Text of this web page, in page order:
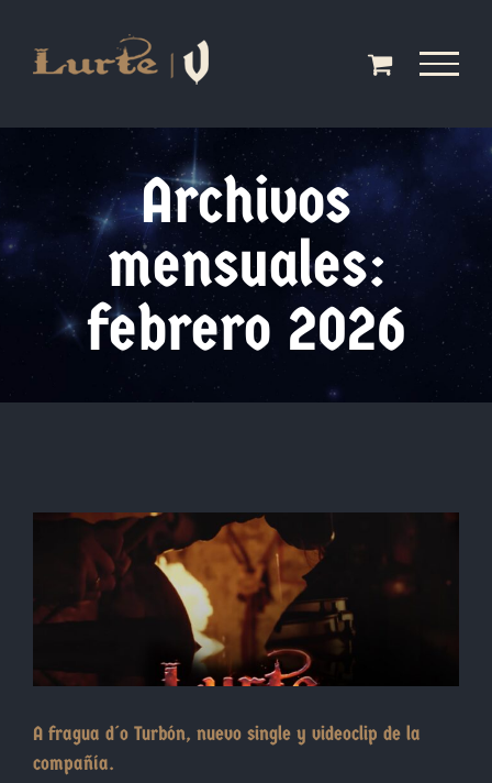
contenido
Archivos
mensuales:
febrero 2026
A fragua d´o Turbón, nuevo single y videoclip de la
compañía.